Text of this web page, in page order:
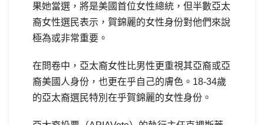
果她當選，將是美國首位女性總統，但半數亞太
裔女性選民表示，賀錦麗的女性身份對他們來說
極為或非常重要。
在問卷中，亞太裔女性比男性更重視其亞裔或亞
裔美國人身份，也更在乎自己的膚色。18-34歲
的亞太裔選民特別在乎賀錦麗的女性身份。